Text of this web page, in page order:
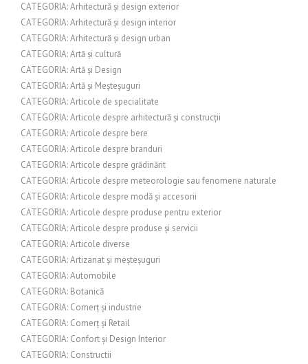
CATEGORIA: Arhitectură și design exterior
CATEGORIA: Arhitectură și design interior
CATEGORIA: Arhitectură și design urban
CATEGORIA: Artă și cultură
CATEGORIA: Artă și Design
CATEGORIA: Artă și Meșteșuguri
CATEGORIA: Articole de specialitate
CATEGORIA: Articole despre arhitectură și construcții
CATEGORIA: Articole despre bere
CATEGORIA: Articole despre branduri
CATEGORIA: Articole despre grădinărit
CATEGORIA: Articole despre meteorologie sau fenomene naturale
CATEGORIA: Articole despre modă și accesorii
CATEGORIA: Articole despre produse pentru exterior
CATEGORIA: Articole despre produse și servicii
CATEGORIA: Articole diverse
CATEGORIA: Artizanat și meșteșuguri
CATEGORIA: Automobile
CATEGORIA: Botanică
CATEGORIA: Comerț și industrie
CATEGORIA: Comerț și Retail
CATEGORIA: Confort și Design Interior
CATEGORIA: Constructii